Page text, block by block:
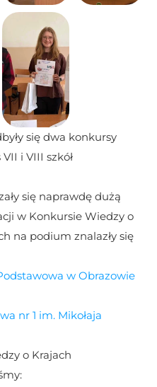
się dwa konkursy
i VIII szkół
się naprawdę dużą
w Konkursie Wiedzy o
na podium znalazły się
w Obrazowie
nr 1 im. Mikołaja
o Krajach